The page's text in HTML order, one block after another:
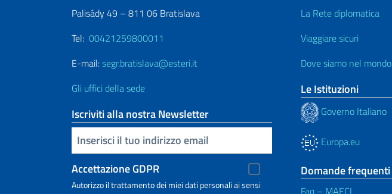
Palisády 49 – 811 06 Bratislava
Tel: 00421259800011
E-mail:segr.bratislava@esteri.it
Gli uffici della sede
Iscriviti alla nostra Newsletter
Inserisci la tua email
Accettazione GDPR
Autorizzo il trattamento dei miei dati personali ai sensi
La Rete diplomatica
Viaggiare sicuri
Dove siamo nel mondo
Le Istituzioni
Governo Italiano
Europa.eu
Domande frequenti
Faq – MAECI